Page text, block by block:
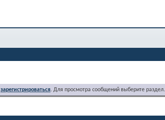
зарегистрироваться. Для просмотра сообщений выберите раздел.